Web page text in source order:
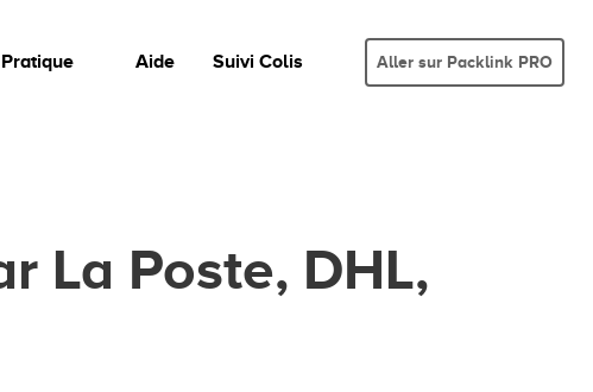
Aide Suivi Colis Aller sur Packlink PRO
La Poste, DHL,